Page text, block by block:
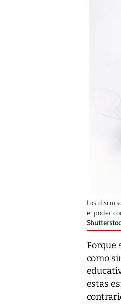
Los
el poder
Porque
como
estas